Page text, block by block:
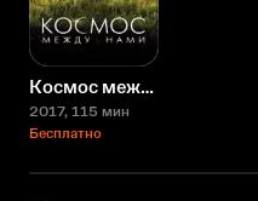
Космос между нами
2017, 115 мин
Бесплатно